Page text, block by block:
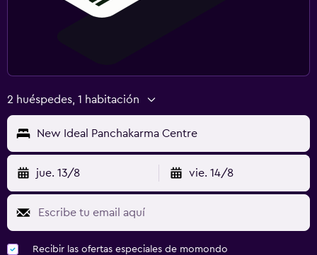
2 huéspedes, 1 habitación
New Ideal Panchakarma Centre
jue. 13/8 vie. 14/8
Recibir las ofertas especiales de momondo